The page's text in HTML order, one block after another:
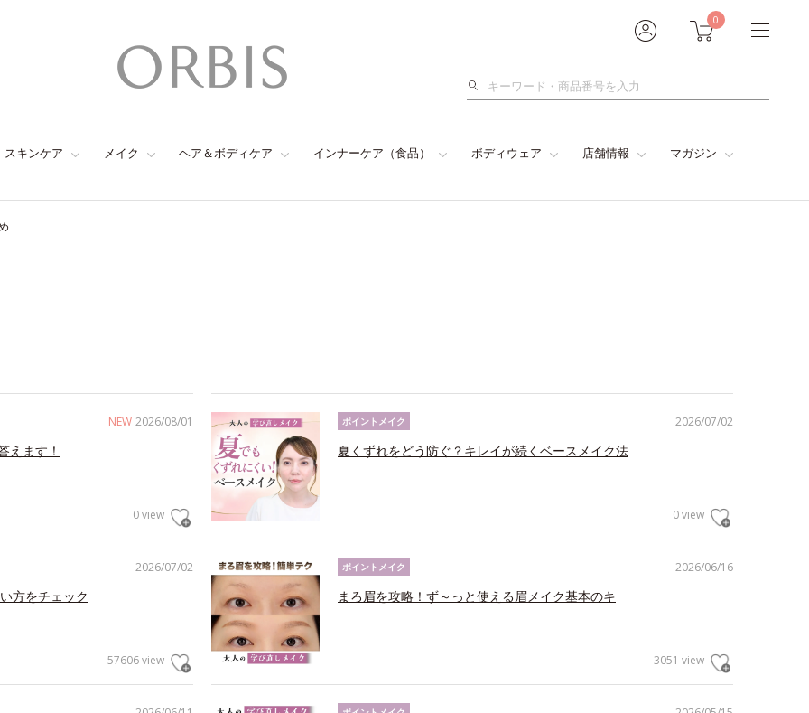
0
検
スキンケア メイク ヘア＆ボディケア インナーケア（食品） ボディウェア 店舗情報 マガジン
NEW 2026/08/01
えます！
0 view
2026/07/02
ポイントメイク
夏くずれをどう防ぐ？キレイが続くベースメイク法
0 view
2026/07/02
方をチェック
57606 view
2026/06/16
ポイントメイク
まろ眉を攻略！ず～っと使える眉メイク基本のキ
3051 view